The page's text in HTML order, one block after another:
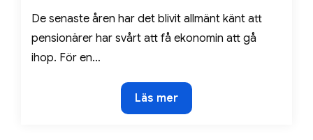
De senaste åren har det blivit allmänt känt att
pensionärer har svårt att få ekonomin att gå
ihop. För en…
Spartips
till
Läs mer